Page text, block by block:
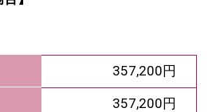
357,200円
357,200円